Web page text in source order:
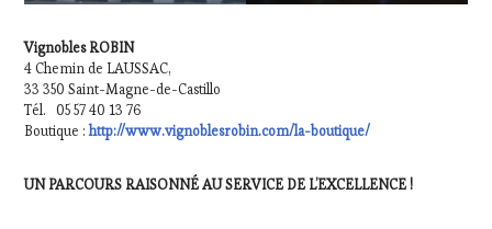
Vignobles ROBIN
4 Chemin de LAUSSAC,
33 350 Saint-Magne-de-Castillo
Tél. 05 57 40 13 76
Boutique :http://www.vignoblesrobin.com/la-boutique/
UN PARCOURS RAISONNÉ AU SERVICE DE L’EXCELLENCE !